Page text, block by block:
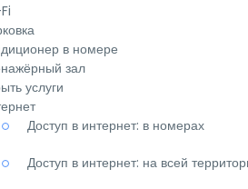
в номере
зал
услуги
Доступ в интернет: в номерах
Доступ в интернет: на всей